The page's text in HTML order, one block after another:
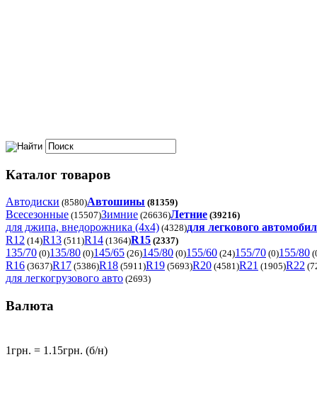
Каталог товаров
Автодиски (8580)Автошины (81359)
Всесезонные (15507)Зимние (26636)Летние (39216)
для джипа, внедорожника (4x4) (4328)для легкового
R12 (14)R13 (511)R14 (1364)R15 (2337)
135/70 (0)135/80 (0)145/65 (26)145/80 (0)155/60 (24)155/70 (0)155/80
R16 (3637)R17 (5386)R18 (5911)R19 (5693)R20 (4581)R21 (1905)R22
для легкогрузового авто (2693)
Валюта
1грн. = 1.15грн. (б/н)